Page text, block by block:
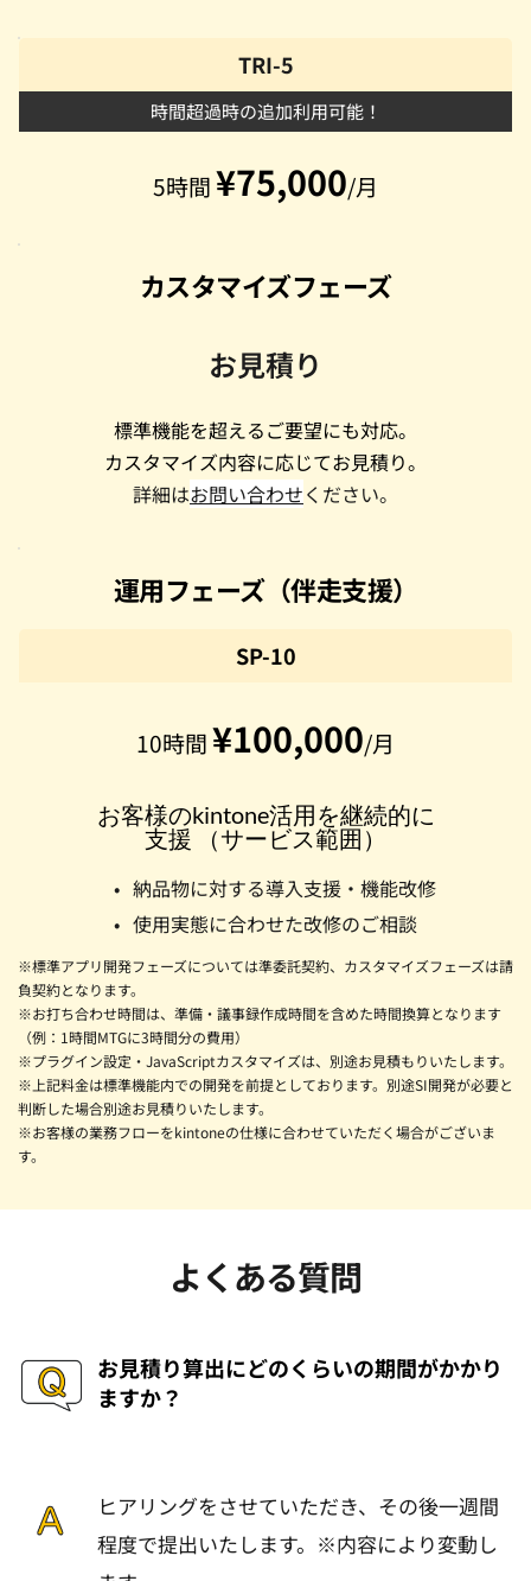
TRI-5
時間超過時の追加利用可能！
5時間 ¥75,000/月
カスタマイズフェーズ
お見積り
標準機能を超えるご要望にも対応。
カスタマイズ内容に応じてお見積り。
詳細はお問い合わせください。
運用フェーズ（伴走支援）
SP-10
10時間 ¥100,000/月
お客様のkintone活用を継続的に
支援 （サービス範囲）
納品物に対する導入支援・機能改修
使用実態に合わせた改修のご相談
※標準アプリ開発フェーズについては準委託契約、カスタマイズフェーズは請
負契約となります。
※お打ち合わせ時間は、準備・議事録作成時間を含めた時間換算となります
（例：1時間MTGに3時間分の費用）
※プラグイン設定・JavaScriptカスタマイズは、別途お見積もりいたします。
※上記料金は標準機能内での開発を前提としております。別途SI開発が必要と
判断した場合別途お見積りいたします。
※お客様の業務フローをkintoneの仕様に合わせていただく場合がございま
す。
よくある質問
お見積り算出にどのくらいの期間がかかり
ますか？
ヒアリングをさせていただき、その後一週間
程度で提出いたします。※内容により変動し